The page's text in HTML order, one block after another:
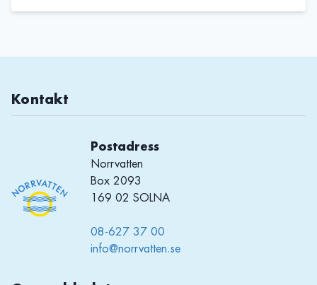
Kontakt
Postadress
Norrvatten
Box 2093
169 02 SOLNA
08-627 37 00
info@norrvatten.se